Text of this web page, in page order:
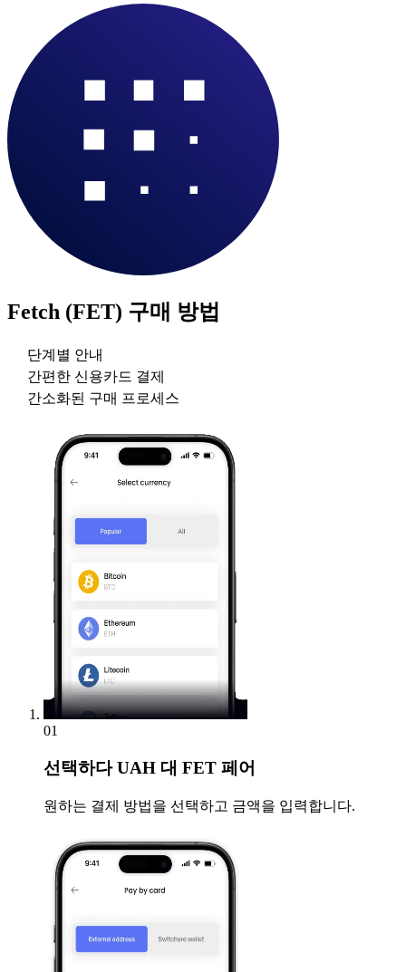
Fetch (FET) 구매 방법
단계별 안내
간편한 신용카드 결제
간소화된 구매 프로세스
01
선택하다UAH 대 FET 페어
원하는 결제 방법을 선택하고 금액을 입력합니다.